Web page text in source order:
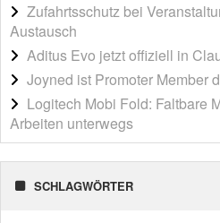
Zufahrtsschutz bei
Austausch
Aditus Evo jetzt offiziell in
Joyned ist Promoter Member
Logitech Mobi Fold: Faltbare
Arbeiten unterwegs
SCHLAGWÖRTER